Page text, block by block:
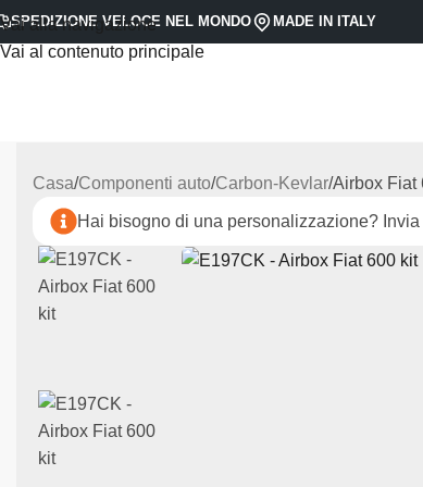
Vai alla navigazione
Vai al contenuto principale
SPEDIZIONE VELOCE NEL MONDO MADE IN ITALY
Casa Componenti auto Carbon-Kevlar Airbox Fiat
Hai bisogno di una personalizzazione?